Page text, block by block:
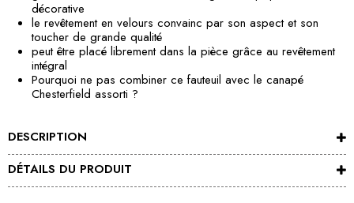
décorative
le revêtement en velours convainc par son aspect et son
toucher de grande qualité
peut être placé librement dans la pièce grâce au revêtement
intégral
Pourquoi ne pas combiner ce fauteuil avec le canapé
Chesterfield assorti ?
DESCRIPTION
DÉTAILS DU PRODUIT